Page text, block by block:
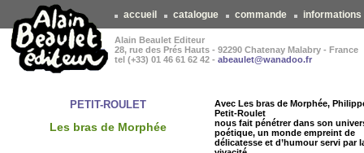
accueil catalogue commande informations
Alain Beaulet Editeur
28, rue des Prés Hauts - 92290 Chatenay Malabry - France
tel (+33) 01 46 61 62 42 - abeaulet@wanadoo.fr
PETIT-ROULET
Les bras de Morphée
Avec Les bras de Morphée,
Petit-Roulet
nous fait pénétrer dans son
poétique, un monde empreint de
délicatesse et d’humour servi par